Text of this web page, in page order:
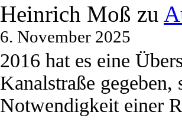
Heinrich Moß zu
6. November 2025
2016 hat es eine
Kanalstraße
Notwendigkeit einer